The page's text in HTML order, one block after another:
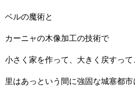
ベルの魔術と
カーニャの木像加工の技術で
小さく家を作って、大きく戻すって
里はあっという間に強固な城塞都市